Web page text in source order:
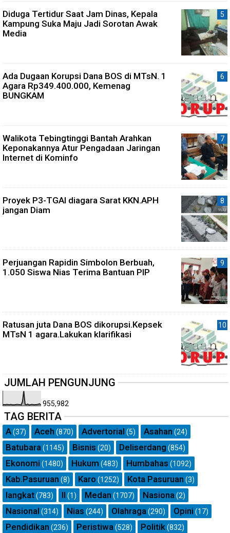
Diduga Tertidur Saat Jam Dinas, Kepala
Kampung Suka Maju Jadi Sorotan Awak
Media
Ada Dugaan Korupsi Dana BOS di MTsN. 1
Agara Rp349.400.000, Kemenag
BUNGKAM
Walikota Tebingtinggi Bantah Arahkan
Keponakannya Atur Pengadaan Jaringan
Internet di Kominfo
Proyek P3-TGAI diagara Sarat KKN.APH
jangan Diam
Perjuangan Rapidin Simbolon Berbuah,
1.050 Siswa Nias Terima Bantuan PIP
Ratusan juta Dana BOS dikorupsi.Kepsek
MTsN 1 agara.Lakukan klarifikasi
JUMLAH PENGUNJUNG
955,982
TAG BERITA
A(37) Aceh (870) Advertorial (5) Asahan (24)
Batubara(1145) Bisnis (20) Deliserdang (854)
Ekonomi (1480) Hukum (483) Humbahas (1092)
Kab.Pasuruan (8) Karo (1252) Kota Pasuruan (3)
langkat(783) ll (1) Medan (1707) Nasiona(2)
Nasional (314) Nias (244) Olahraga(290) Opini (17)
Pendidikan (236) Peristiwa(528) Politik(832)